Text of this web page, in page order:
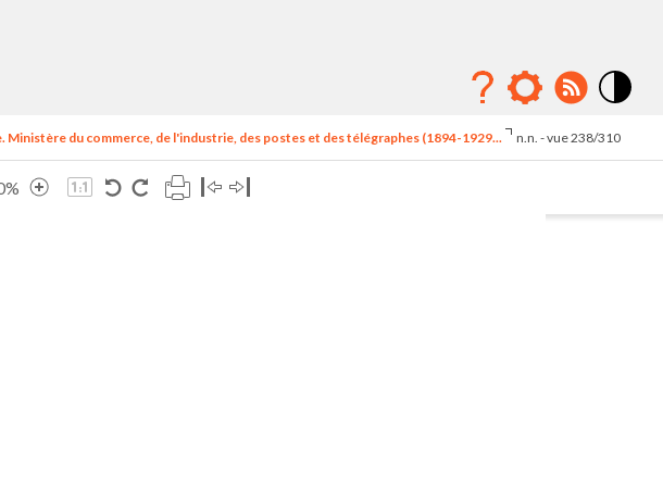
élévé
Ministère du commerce, de l'industrie, des postes et des télégraphes (1894-1929... n.n. - vue 238/310